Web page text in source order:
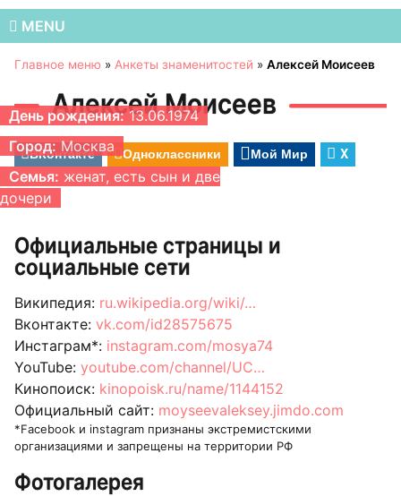
MENU
Главное меню » Анкеты знаменитостей » Алексей Моисеев
Алексей Моисеев
ВКонтакте Одноклассники Мой Мир X
День рождения:13.06.1974
Город: Москва
Семья: женат, есть сын и две
дочери
Официальные страницы и
социальные сети
Википедия: ru.wikipedia.org/wiki/…
Вконтакте: vk.com/id28575675
Инстаграм*: instagram.com/mosya74
YouTube: youtube.com/channel/UC…
Кинопоиск: kinopoisk.ru/name/1144152
Официальный сайт: moyseevaleksey.jimdo.com
*Facebook и instagram признаны экстремистскими
организациями и запрещены на территории РФ
Фотогалерея